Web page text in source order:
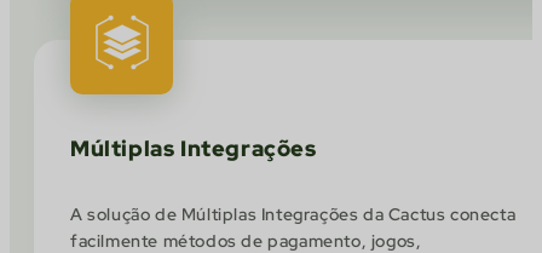
Múltiplas Integrações
A solução de Múltiplas Integrações da Cactus conecta
facilmente métodos de pagamento, jogos,